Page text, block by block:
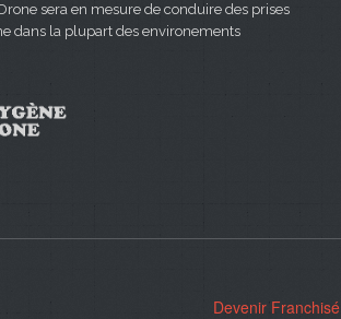
sera en mesure de conduire des prises
dans la plupart des environements
Devenir Franchisé